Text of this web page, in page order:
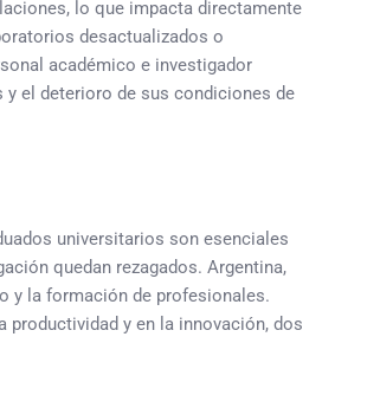
lo que impacta directamente
desactualizados o
académico e investigador
el deterioro de sus condiciones de
universitarios son esenciales
quedan rezagados. Argentina,
y la formación de profesionales.
productividad y en la innovación, dos